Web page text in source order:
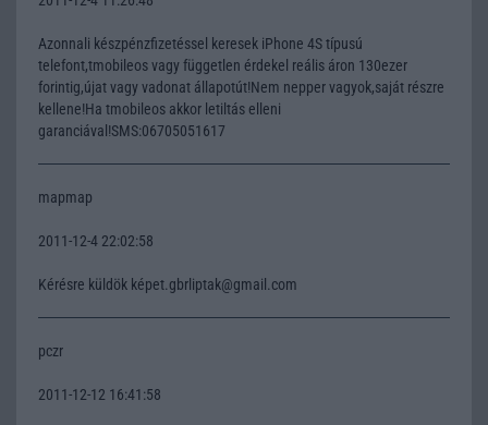
Azonnali készpénzfizetéssel keresek iPhone 4S típusú
telefont,tmobileos vagy független érdekel reális áron 130ezer
forintig,újat vagy vadonat állapotút!Nem nepper vagyok,saját részre
kellene!Ha tmobileos akkor letiltás elleni
garanciával!SMS:06705051617
mapmap
2011-12-4 22:02:58
Kérésre küldök képet.gbrliptak@gmail.com
pczr
2011-12-12 16:41:58